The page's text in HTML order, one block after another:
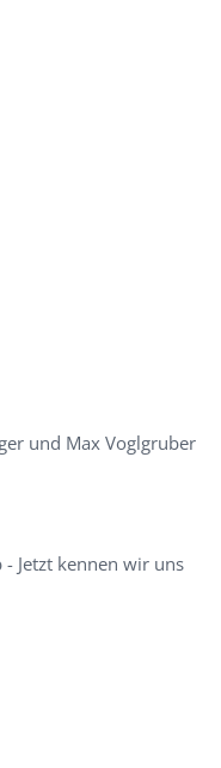
und Max Voglgruber
Jetzt kennen wir uns